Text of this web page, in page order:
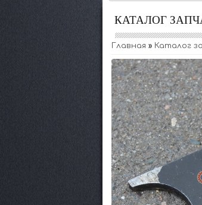
КАТАЛОГ
Главная » Каталог